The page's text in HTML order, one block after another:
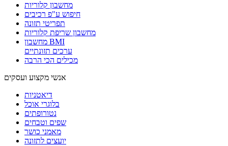
מחשבון קלוריות
חיפוש ע"פ רכיבים
תפריטי תזונה
מחשבון שריפת קלוריות
מחשבון BMI
ערכים תזונתיים
מכילים הכי הרבה
אנשי מקצוע ועסקים
דיאטניות
בלוגרי אוכל
נטורופתים
שפים וטבחים
מאמני כושר
יועצים לתזונה